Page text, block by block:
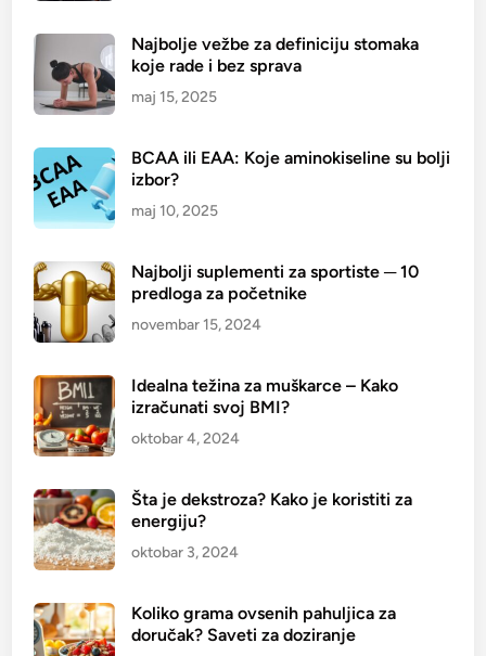
a
z
a
p
o
č
e
t
i
k
e
Najbolje vežbe za definiciju stomaka
koje rade i bez sprava
maj 15, 2025
BCAA ili EAA: Koje aminokiseline su bolji
izbor?
maj 10, 2025
Najbolji suplementi za sportiste ─ 10
predloga za početnike
novembar 15, 2024
Idealna težina za muškarce – Kako
izračunati svoj BMI?
oktobar 4, 2024
Šta je dekstroza? Kako je koristiti za
energiju?
oktobar 3, 2024
Koliko grama ovsenih pahuljica za
doručak? Saveti za doziranje